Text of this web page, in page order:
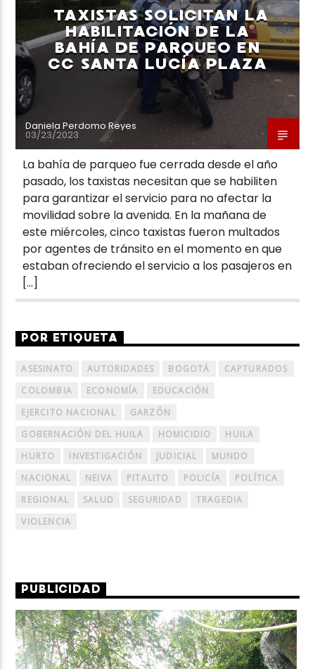
TAXISTAS SOLICITAN LA
HABILITACIÓN DE LA
BAHÍA DE PARQUEO EN
CC SANTA LUCÍA PLAZA
Daniela Perdomo Reyes
03/23/2023
La bahía de parqueo fue cerrada desde el año
pasado, los taxistas necesitan que se habiliten
para garantizar el servicio para no afectar la
movilidad sobre la avenida. En la mañana de
este miércoles, cinco taxistas fueron multados
por agentes de tránsito en el momento en que
estaban ofreciendo el servicio a los pasajeros en
[…]
POR ETIQUETA
ASESINATO AUTORIDADES BOGOTÁ
CAPTURADOS
COLOMBIA
ECONOMÍA
EDUCACIÓN
EJERCITO NACIONAL
GARZÓN
GOBERNACIÓN DEL HUILA
HOMICIDIO
HUILA
HURTO
INVESTIGACIÓN JUDICIAL
MUNDO
NACIONAL
NEIVA PITALITO POLICÍA
POLÍTICA
REGIONAL
SALUD SEGURIDAD
TRAGEDIA
VIOLENCIA
PUBLICIDAD